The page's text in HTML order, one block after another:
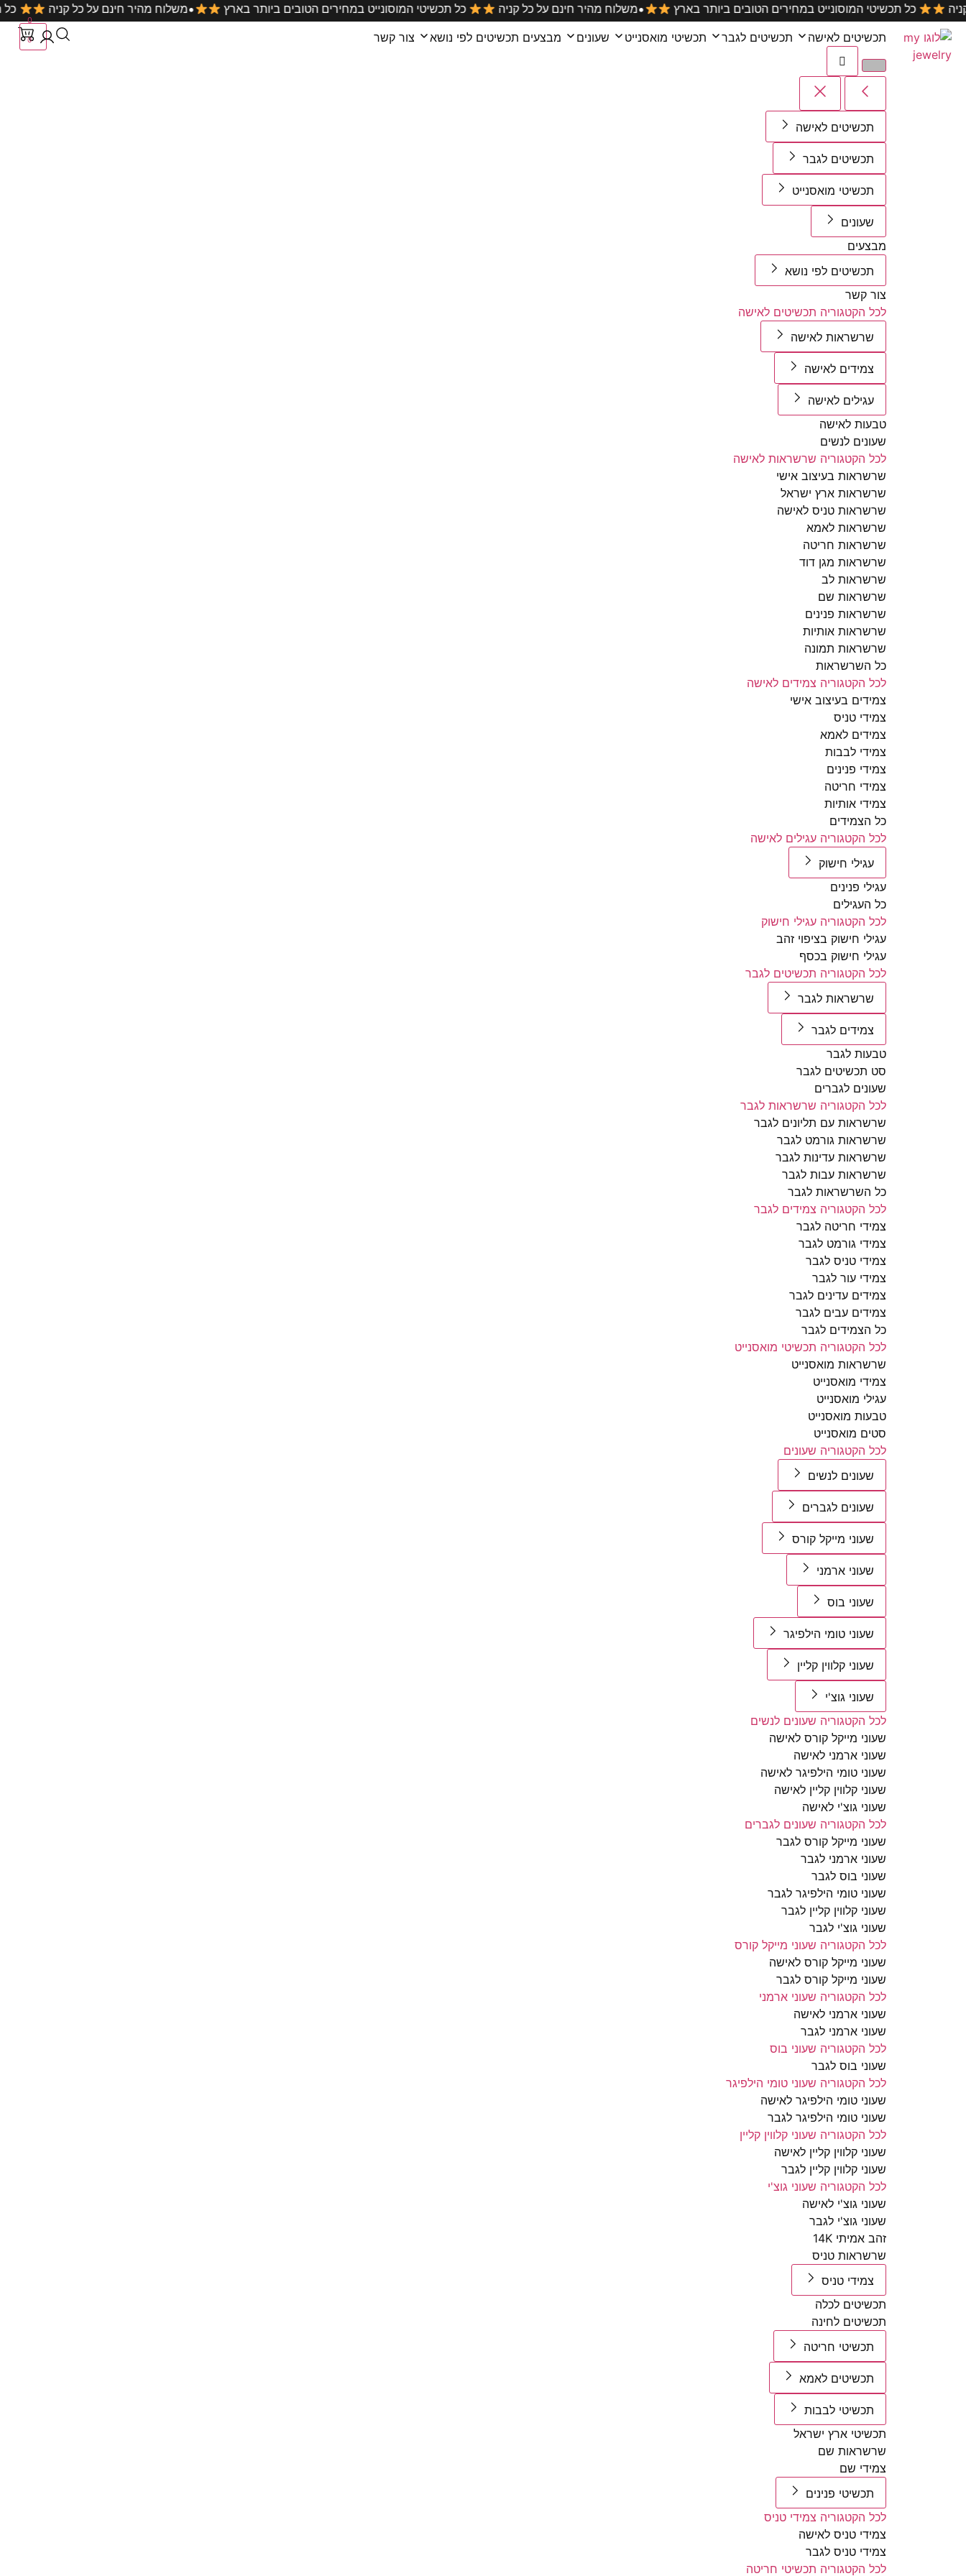
משלוח מהיר חינם על כל• משלוח מהיר חינם על כל קניה כל תכשיטי המוסונייט במחירים הטובים ביותר בארץ • על כל קניה כל תכשיטי המוסונייט במחירים הטובים ביותר בארץ
0
0 תכשיטים לאישה תכשיטים לגבר תכשיטי מואסנייט שעונים מבצעים תכשיטים לפי נושא צור קשר
תכשיטים לאישה
תכשיטים לגבר
תכשיטי מואסנייט
שעונים
מבצעים
תכשיטים לפי נושא
צור קשר
לכל הקטגוריה תכשיטים לאישה
שרשראות לאישה
צמידים לאישה
עגילים לאישה
טבעות לאישה
שעונים לנשים
לכל הקטגוריה שרשראות לאישה
שרשראות בעיצוב אישי
שרשראות ארץ ישראל
שרשראות טניס לאישה
שרשראות לאמא
שרשראות חריטה
שרשראות מגן דוד
שרשראות לב
שרשראות שם
שרשראות פנינים
שרשראות אותיות
שרשראות תמונה
כל השרשראות
לכל הקטגוריה צמידים לאישה
צמידים בעיצוב אישי
צמידי טניס
צמידים לאמא
צמידי לבבות
צמידי פנינים
צמידי חריטה
צמידי אותיות
כל הצמידים
לכל הקטגוריה עגילים לאישה
עגילי חישוק
עגילי פנינים
כל העגילים
לכל הקטגוריה עגילי חישוק
עגילי חישוק בציפוי זהב
עגילי חישוק בכסף
לכל הקטגוריה תכשיטים לגבר
שרשראות לגבר
צמידים לגבר
טבעות לגבר
סט תכשיטים לגבר
שעונים לגברים
לכל הקטגוריה שרשראות לגבר
שרשראות עם תליונים לגבר
שרשראות גורמט לגבר
שרשראות עדינות לגבר
שרשראות עבות לגבר
כל השרשראות לגבר
לכל הקטגוריה צמידים לגבר
צמידי חריטה לגבר
צמידי גורמט לגבר
צמידי טניס לגבר
צמידי עור לגבר
צמידים עדינים לגבר
צמידים עבים לגבר
כל הצמידים לגבר
לכל הקטגוריה תכשיטי מואסנייט
שרשראות מואסנייט
צמידי מואסנייט
עגילי מואסנייט
טבעות מואסנייט
סטים מואסנייט
לכל הקטגוריה שעונים
שעונים לנשים
שעונים לגברים
שעוני מייקל קורס
שעוני ארמני
שעוני בוס
שעוני טומי הילפיגר
שעוני קלווין קליין
שעוני גוצ'י
לכל הקטגוריה שעונים לנשים
שעוני מייקל קורס לאישה
שעוני ארמני לאישה
שעוני טומי הילפיגר לאישה
שעוני קלווין קליין לאישה
שעוני גוצ'י לאישה
לכל הקטגוריה שעונים לגברים
שעוני מייקל קורס לגבר
שעוני ארמני לגבר
שעוני בוס לגבר
שעוני טומי הילפיגר לגבר
שעוני קלווין קליין לגבר
שעוני גוצ'י לגבר
לכל הקטגוריה שעוני מייקל קורס
שעוני מייקל קורס לאישה
שעוני מייקל קורס לגבר
לכל הקטגוריה שעוני ארמני
שעוני ארמני לאישה
שעוני ארמני לגבר
לכל הקטגוריה שעוני בוס
שעוני בוס לגבר
לכל הקטגוריה שעוני טומי הילפיגר
שעוני טומי הילפיגר לאישה
שעוני טומי הילפיגר לגבר
לכל הקטגוריה שעוני קלווין קליין
שעוני קלווין קליין לאישה
שעוני קלווין קליין לגבר
לכל הקטגוריה שעוני גוצ'י
שעוני גוצ'י לאישה
שעוני גוצ'י לגבר
זהב אמיתי 14K
שרשראות טניס
צמידי טניס
תכשיטים לכלה
תכשיטים לחינה
תכשיטי חריטה
תכשיטים לאמא
תכשיטי לבבות
תכשיטי ארץ ישראל
שרשראות שם
צמידי שם
תכשיטי פנינים
לכל הקטגוריה צמידי טניס
צמידי טניס לאישה
צמידי טניס לגבר
לכל הקטגוריה תכשיטי חריטה